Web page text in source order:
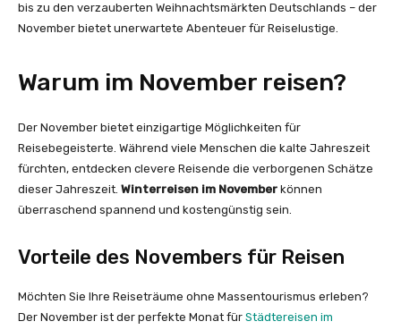
bis zu den verzauberten Weihnachtsmärkten Deutschlands – der
November bietet unerwartete Abenteuer für Reiselustige.
Warum im November reisen?
Der November bietet einzigartige Möglichkeiten für
Reisebegeisterte. Während viele Menschen die kalte Jahreszeit
fürchten, entdecken clevere Reisende die verborgenen Schätze
dieser Jahreszeit. Winterreisen im November können
überraschend spannend und kostengünstig sein.
Vorteile des Novembers für Reisen
Möchten Sie Ihre Reiseträume ohne Massentourismus erleben?
Der November ist der perfekte Monat für Städtereisen im